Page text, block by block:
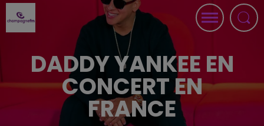
DADDY YANKEE EN
CONCERT EN
FRANCE